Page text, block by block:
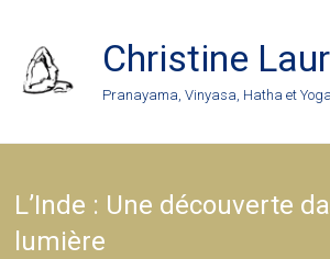
content
Christine
Pranayama, Vinyasa, Hatha et
L’Inde : Une découverte
lumière